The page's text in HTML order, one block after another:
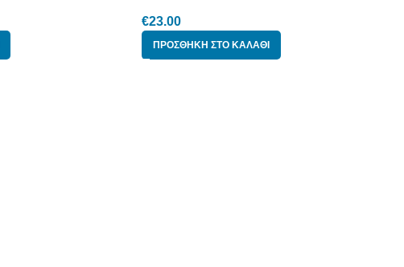
€23.00
ΠΡΟΣΘΉΚΗ ΣΤΟ ΚΑΛΆΘΙ